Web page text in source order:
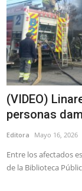
(VIDEO)
personas
Editora Mayo 16, 2026
Entre los afectados
de la Biblioteca